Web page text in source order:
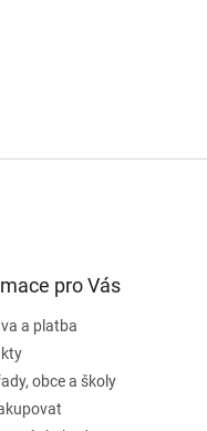
pro Vás
a platba
obce a školy